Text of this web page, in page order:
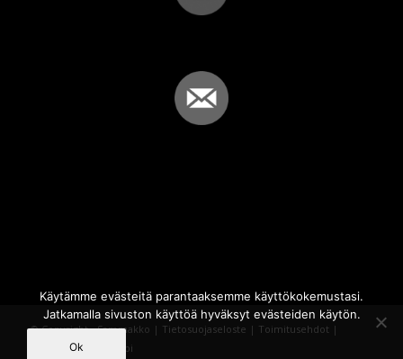
© Copyright - Sammakko | Tietosuojaseloste | Toimitusehdot |
Powered by
iQWebbi
Käytämme evästeitä parantaaksemme käyttökokemustasi.
Jatkamalla sivuston käyttöä hyväksyt evästeiden käytön.
Ok